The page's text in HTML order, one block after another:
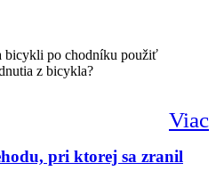
bicykli po chodníku použiť
z bicykla?
Viac
pri ktorej sa zranil